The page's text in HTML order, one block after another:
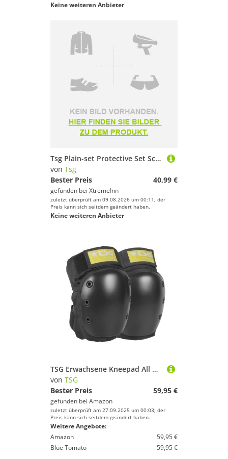
Keine weiteren Anbieter
Tsg Plain-set Protective Set Schwarz L
von Tsg
Bester Preis
40,99 €
gefunden bei XtremeInn
zuletzt überprüft am 09.08.2026 um 00:11; der
Preis kann sich seitdem geändert haben.
Keine weiteren Anbieter
TSG Erwachsene Kneepad All Ground Schützer, Black, XXS
von TSG
Bester Preis
59,95 €
gefunden bei Amazon
zuletzt überprüft am 27.09.2025 um 00:03; der
Preis kann sich seitdem geändert haben.
Weitere Angebote:
Amazon
59,95 €
Blue Tomato
59,95 €